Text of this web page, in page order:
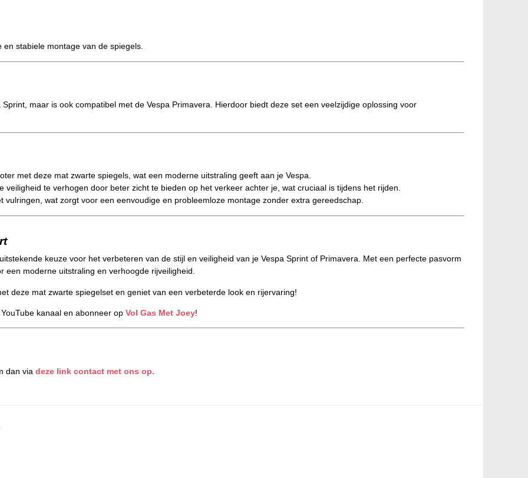
stabiele montage van de spiegels.
maar is ook compatibel met de Vespa Primavera. Hierdoor biedt deze set een veelzijdige oplossing voor
met deze mat zwarte spiegels, wat een moderne uitstraling geeft aan je Vespa.
veiligheid te verhogen door beter zicht te bieden op het verkeer achter je, wat cruciaal is tijdens het rijden.
vulringen, wat zorgt voor een eenvoudige en probleemloze montage zonder extra gereedschap.
keuze voor het verbeteren van de stijl en veiligheid van je Vespa Sprint of Primavera. Met een perfecte pasvorm
een moderne uitstraling en verhoogde rijveiligheid.
deze mat zwarte spiegelset en geniet van een verbeterde look en rijervaring!
kanaal en abonneer op Vol Gas Met Joey!
dan via deze link contact met ons op.